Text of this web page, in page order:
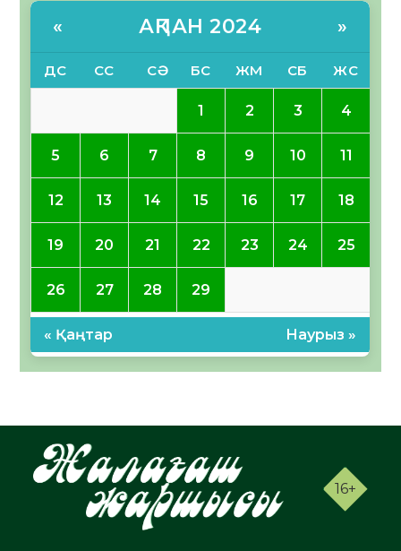
« АҚПАН 2024 »
ДС СС СӘ БС ЖМ СБ ЖС
1 2 3 4
5 6 7 8 9 10 11
12 13 14 15 16 17 18
19 20 21 22 23 24 25
26 27 28 29
« Қаңтар Наурыз »
16+